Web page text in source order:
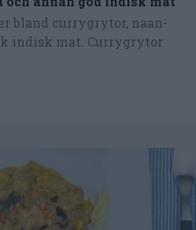
bland currygrytor, naan-
indisk mat. Currygrytor